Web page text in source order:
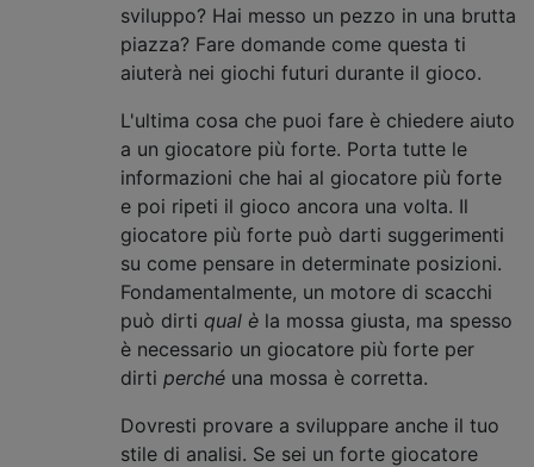
sviluppo? Hai messo un pezzo in una brutta
piazza? Fare domande come questa ti
aiuterà nei giochi futuri durante il gioco.
L'ultima cosa che puoi fare è chiedere aiuto
a un giocatore più forte. Porta tutte le
informazioni che hai al giocatore più forte
e poi ripeti il ​​gioco ancora una volta. Il
giocatore più forte può darti suggerimenti
su come pensare in determinate posizioni.
Fondamentalmente, un motore di scacchi
può dirti qual è la mossa giusta, ma spesso
è necessario un giocatore più forte per
dirti perché una mossa è corretta.
Dovresti provare a sviluppare anche il tuo
stile di analisi. Se sei un forte giocatore